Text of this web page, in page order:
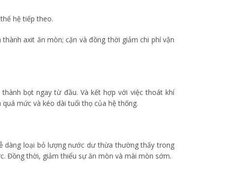
hệ tiếp theo.
axit ăn mòn; cặn và đồng thời giảm chi phí vận
bọt ngay từ đầu. Và kết hợp với việc thoát khí
mức và kéo dài tuổi thọ của hệ thống.
dàng loại bỏ lượng nước dư thừa thường thấy trong
Đồng thời, giảm thiểu sự ăn mòn và mài mòn sớm.